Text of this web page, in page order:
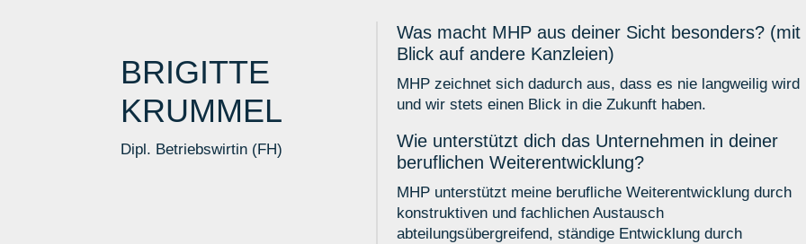
BRIGITTE
KRUMMEL
Dipl. Betriebswirtin (FH)
Was macht MHP aus deiner Sicht besonders? (mit
Blick auf andere Kanzleien)
MHP zeichnet sich dadurch aus, dass es nie langweilig wird
und wir stets einen Blick in die Zukunft haben.
Wie unterstützt dich das Unternehmen in deiner
beruflichen Weiterentwicklung?
MHP unterstützt meine berufliche Weiterentwicklung durch
konstruktiven und fachlichen Austausch
abteilungsübergreifend, ständige Entwicklung durch